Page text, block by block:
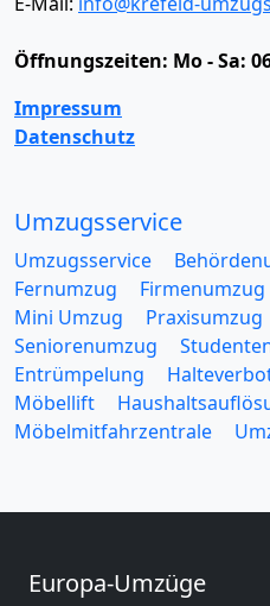
Öffnungszeiten: Mo - Sa:
Impressum
Datenschutz
Umzugsservice
Umzugsservice
Fernumzug
Firmenumzug
Mini Umzug
Praxisumzug
Seniorenumzug
Entrümpelung
Möbellift
Möbelmitfahrzentrale
Europa-Umzüge